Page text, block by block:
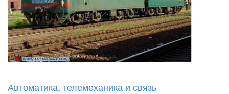
Автоматика, телемеханика и связь